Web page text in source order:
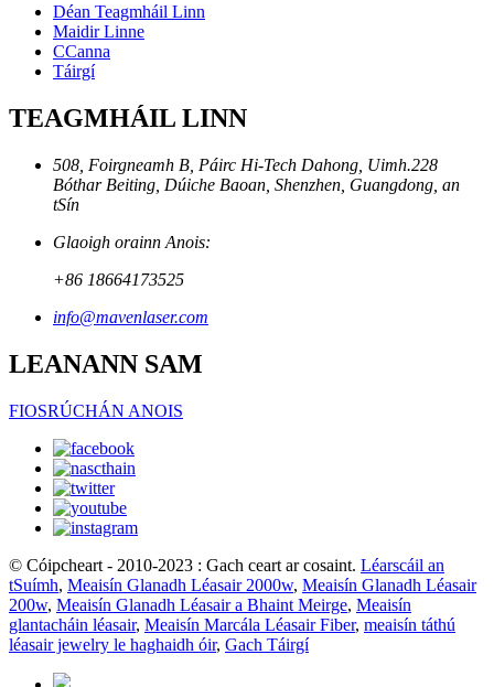
Déan Teagmháil Linn
Maidir Linne
CCanna
Táirgí
TEAGMHÁIL LINN
508, Foirgneamh B, Páirc Hi-Tech Dahong, Uimh.228
Bóthar Beiting, Dúiche Baoan, Shenzhen, Guangdong, an
tSín
Glaoigh orainn Anois:
+86 18664173525
info@mavenlaser.com
LEANANN SAM
FIOSRÚCHÁN ANOIS
© Cóipcheart - 2010-2023 : Gach ceart ar cosaint. Léarscáil an
tSuímh, Meaisín Glanadh Léasair 2000w, Meaisín Glanadh Léasair
200w, Meaisín Glanadh Léasair a Bhaint Meirge, Meaisín
glantacháin léasair, Meaisín Marcála Léasair Fiber, meaisín táthú
léasair jewelry le haghaidh óir, Gach Táirgí